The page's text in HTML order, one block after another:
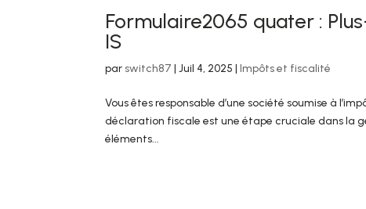
Formulaire2065 quater :
IS
par switch87 |Juil 4, 2025 |Impôts et fiscalité
Vous êtes responsable d’une société soumise à
déclaration fiscale est une étape cruciale dans la
éléments...